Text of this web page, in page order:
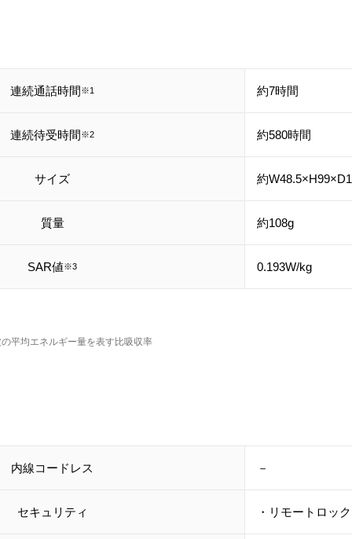
連続通話時間※1 約7時間
連続待受時間※2 約580時間
サイズ 約
質量 約108g
SAR値※3 0.193W/kg
平均エネルギー量を表す比吸収率
内線コードレス －
セキュリティ ・リモートロック